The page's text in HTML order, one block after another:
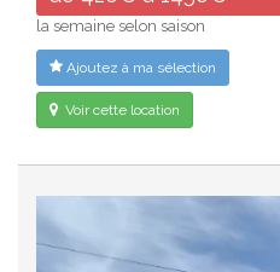
la semaine selon saison
Ajoutez à ma sélection
Voir cette location